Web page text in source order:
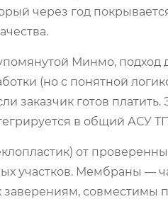
через год
Минмо, подход
(но с понятной
заказчик готов
в общий АСУ
от
участков. Мембраны —
заверениям, совместимы